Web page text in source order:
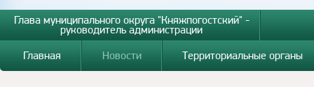
Глава муниципального округа "Княжпогостский" -
руководитель администрации
Главная
Новости Территориальные органы